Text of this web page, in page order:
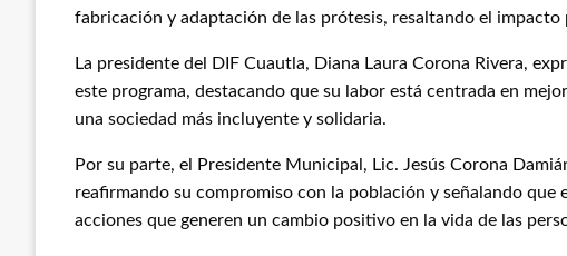
fabricación y adaptación de las prótesis, resaltando el impacto
La presidente del DIF Cuautla, Diana Laura Corona Rivera,
este programa, destacando que su labor está centrada en
una sociedad más incluyente y solidaria.
Por su parte, el Presidente Municipal, Lic. Jesús Corona
reafirmando su compromiso con la población y señalando que
acciones que generen un cambio positivo en la vida de las